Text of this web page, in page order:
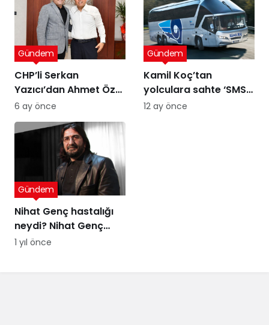
CHP’li Serkan
Yazıcı’dan Ahmet Özer
kararına tepki: Bu bir
yargı değil, sandığı
tanımayan düzenin
Gündem
6 ay önce
Kamil Koç’tan
yolculara sahte ‘SMS’
uyarısı
Gündem
12 ay önce
Nihat Genç hastalığı
neydi? Nihat Genç
cenaze töreni ne
Gündem
1 yıl önce